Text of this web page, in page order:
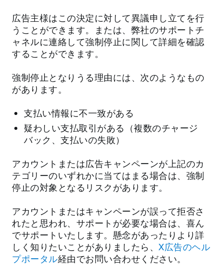
広告主様はこの決定に対して異議申し立てを行
うことができます。または、弊社のサポートチ
ャネルに連絡して強制停止に関して詳細を確認
することができます。
強制停止となりうる理由には、次のようなもの
があります。
支払い情報に不一致がある
疑わしい支払取引がある（複数のチャージ
バック、支払いの失敗）
アカウントまたは広告キャンペーンが上記のカ
テゴリーのいずれかに当てはまる場合は、強制
停止の対象となるリスクがあります。
アカウントまたはキャンペーンが誤って拒否さ
れたと思われ、サポートが必要な場合は、喜ん
でサポートいたします。懸念があったりより詳
しく知りたいことがありましたら、 X広告のヘル
プポータル経由でお問い合わせください。